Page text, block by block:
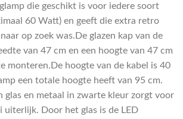
die geschikt is voor iedere soort
60 Watt) en geeft die extra retro
op zoek was.De glazen kap van de
van 47 cm en een hoogte van 47 cm
monteren.De hoogte van de kabel is 40
een totale hoogte heeft van 95 cm.
glas en metaal in zwarte kleur zorgt voor
uiterlijk. Door het glas is de LED